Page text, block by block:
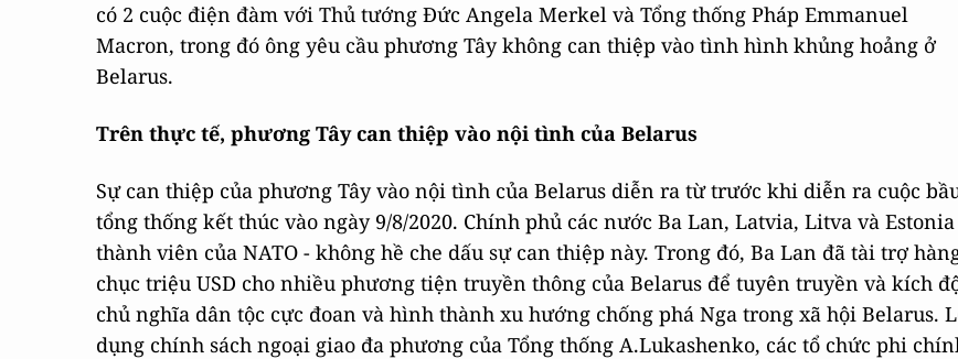
có 2 cuộc điện đàm với Thủ tướng Đức Angela Merkel và Tổng thống Pháp Emmanuel
Macron, trong đó ông yêu cầu phương Tây không can thiệp vào tình hình khủng hoảng ở
Belarus.
Trên thực tế, phương Tây can thiệp vào nội tình của Belarus
Sự can thiệp của phương Tây vào nội tình của Belarus diễn ra từ trước khi diễn ra cuộc
tổng thống kết thúc vào ngày 9/8/2020. Chính phủ các nước Ba Lan, Latvia, Litva và
thành viên của NATO - không hề che dấu sự can thiệp này. Trong đó, Ba Lan đã tài trợ
chục triệu USD cho nhiều phương tiện truyền thông của Belarus để tuyên truyền và kích
chủ nghĩa dân tộc cực đoan và hình thành xu hướng chống phá Nga trong xã hội Belarus.
dụng chính sách ngoại giao đa phương của Tổng thống A.Lukashenko, các tổ chức phi